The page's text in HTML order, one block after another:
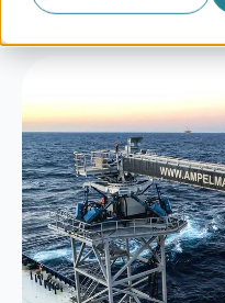
Werken bij InSpark